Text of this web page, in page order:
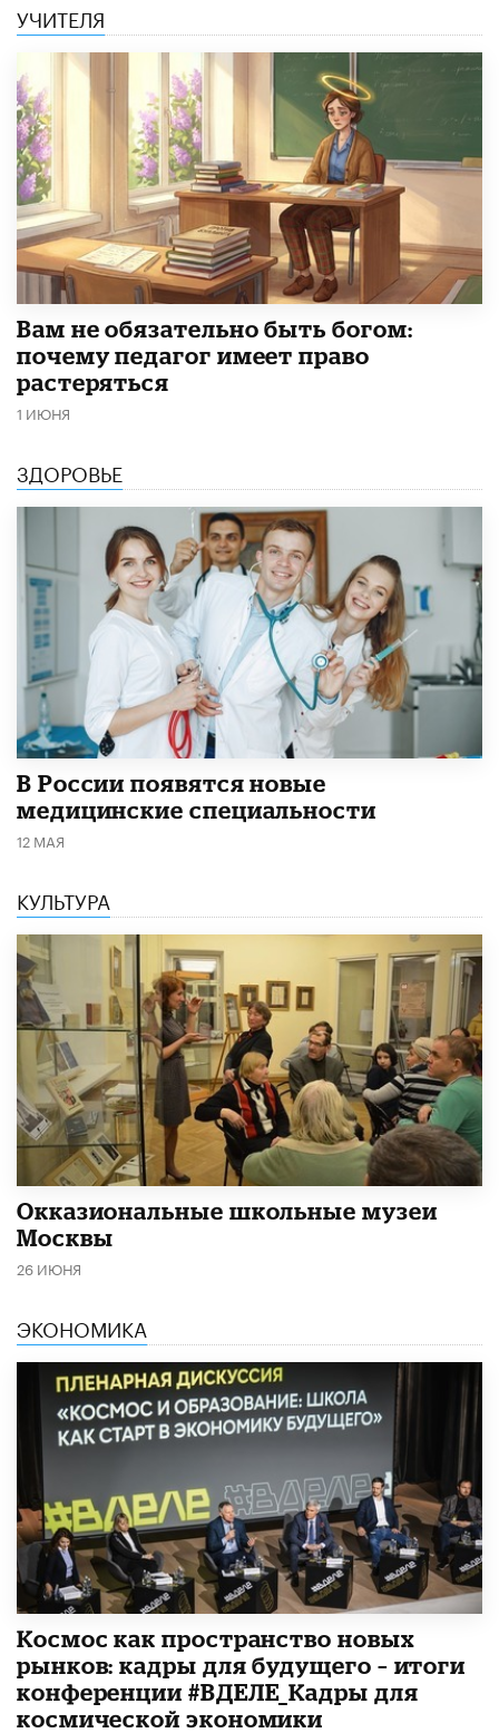
УЧИТЕЛЯ
​Вам не обязательно быть богом:
почему педагог имеет право
растеряться
1 ИЮНЯ
ЗДОРОВЬЕ
В России появятся новые
медицинские специальности
12 МАЯ
КУЛЬТУРА
​Окказиональные школьные музеи
Москвы
26 ИЮНЯ
ЭКОНОМИКА
Космос как пространство новых
рынков: кадры для будущего – итоги
конференции #ВДЕЛЕ_Кадры для
космической экономики